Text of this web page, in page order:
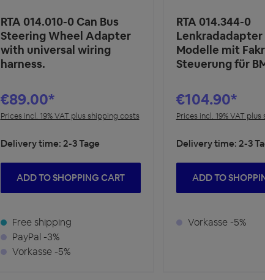
RTA 014.010-0 Can Bus
Steering Wheel Adapter
with universal wiring
harness.
€89.00*
Prices incl. 19% VAT plus shipping costs
Delivery time: 2-3 Tage
ADD TO SHOPPING CART
Free shipping
PayPal -3%
Vorkasse -5%
RTA 014.344-0
Modelle mit
Steuerung für
€104.90*
Prices incl. 19% VAT
Delivery time: 2-3
ADD TO
Vorkasse -5%